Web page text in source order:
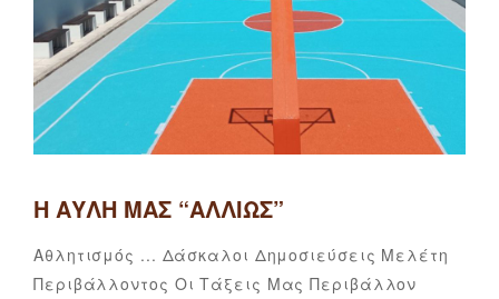
Η ΑΥΛΉ ΜΑΣ “ΑΛΛΙΏΣ”
Categories
Αθλητισμός ... Δάσκαλοι Δημοσιεύσεις Μελέτη
Περιβάλλοντος Οι Τάξεις Μας Περιβάλλον